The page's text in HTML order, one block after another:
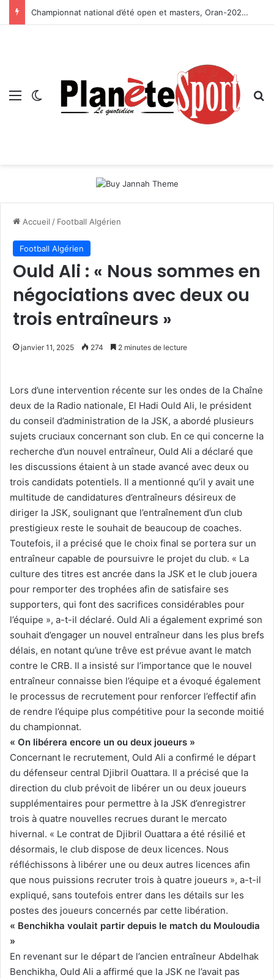
Championnat national d’été open et masters, Oran-2026 — Le CRB s’adjuge le titre
Menu Switch skin
Accueil / Football Algérien
Football Algérien
Ould Ali : « Nous sommes en
négociations avec deux ou
trois entraîneurs »
janvier 11, 2025 274 2 minutes de lecture
Lors d’une intervention récente sur les ondes de la Chaîne
deux de la Radio nationale, El Hadi Ould Ali, le président
du conseil d’administration de la JSK, a abordé plusieurs
sujets cruciaux concernant son club. En ce qui concerne la
recherche d’un nouvel entraîneur, Ould Ali a déclaré que
les discussions étaient à un stade avancé avec deux ou
trois candidats potentiels. Il a mentionné qu’il y avait une
multitude de candidatures d’entraîneurs désireux de
diriger la JSK, soulignant que l’entraînement d’un club
prestigieux reste le souhait de beaucoup de coaches.
Toutefois, il a précisé que le choix final se portera sur un
entraîneur capable de poursuivre le projet du club. « La
culture des titres est ancrée dans la JSK et le club jouera
pour remporter des trophées afin de satisfaire ses
supporters, qui font des sacrifices considérables pour
l’équipe », a-t-il déclaré. Ould Ali a également exprimé son
souhait d’engager un nouvel entraîneur dans les plus brefs
délais, en notant qu’une trêve est prévue avant le match
contre le CRB. Il a insisté sur l’importance que le nouvel
entraîneur connaisse bien l’équipe et a évoqué également
le processus de recrutement pour renforcer l’effectif afin
de rendre l’équipe plus compétitive pour la seconde moitié
du championnat.
« On libérera encore un ou deux joueurs »
Concernant le recrutement, Ould Ali a confirmé le départ
du défenseur central Djibril Ouattara. Il a précisé que la
direction du club prévoit de libérer un ou deux joueurs
supplémentaires pour permettre à la JSK d’enregistrer
trois à quatre nouvelles recrues durant le mercato
hivernal. « Le contrat de Djibril Ouattara a été résilié et
désormais, le club dispose de deux licences. Nous
réfléchissons à libérer une ou deux autres licences afin
que nous puissions recruter trois à quatre joueurs », a-t-il
expliqué, sans toutefois entrer dans les détails sur les
postes des joueurs concernés par cette libération.
« Benchikha voulait partir depuis le match du Mouloudia
»
En revenant sur le départ de l’ancien entraîneur Abdelhak
Benchikha, Ould Ali a affirmé que la JSK ne l’avait pas